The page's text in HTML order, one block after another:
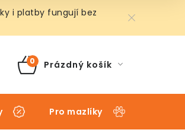
i platby fungují bez
NÁKUPNÍ
Prázdný košík
Pro mazlíky